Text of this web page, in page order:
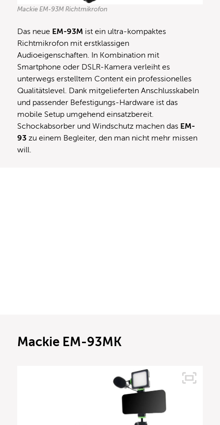
Mackie EM-93M Richtmikrofon
Das neue EM-93M ist ein ultra-kompaktes
Richtmikrofon mit erstklassigen
Audioeigenschaften. In Kombination mit
Smartphone oder DSLR-Kamera verleiht es
unterwegs erstelltem Content ein professionelles
Qualitätslevel. Dank mitgelieferten Anschlusskabeln
und passender Befestigungs-Hardware ist das
mobile Setup umgehend einsatzbereit.
Schockabsorber und Windschutz machen das EM-
93 zu einem Begleiter, den man nicht mehr missen
will.
Mackie EM-93MK